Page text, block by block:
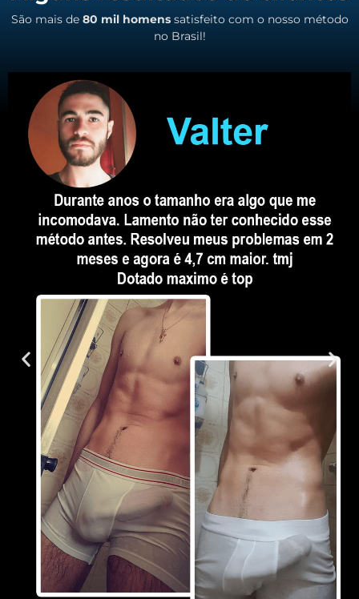
São mais de 80 mil homenssatisfeito com o nosso método
no Brasil!